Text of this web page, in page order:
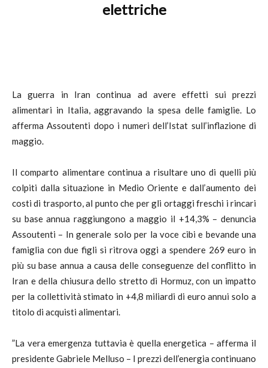
elettriche
La guerra in Iran continua ad avere effetti sui prezzi
alimentari in Italia, aggravando la spesa delle famiglie. Lo
afferma Assoutenti dopo i numeri dell’Istat sull’inflazione di
maggio.
Il comparto alimentare continua a risultare uno di quelli più
colpiti dalla situazione in Medio Oriente e dall’aumento dei
costi di trasporto, al punto che per gli ortaggi freschi i rincari
su base annua raggiungono a maggio il +14,3% – denuncia
Assoutenti – In generale solo per la voce cibi e bevande una
famiglia con due figli si ritrova oggi a spendere 269 euro in
più su base annua a causa delle conseguenze del conflitto in
Iran e della chiusura dello stretto di Hormuz, con un impatto
per la collettività stimato in +4,8 miliardi di euro annui solo a
titolo di acquisti alimentari.
”La vera emergenza tuttavia è quella energetica – afferma il
presidente Gabriele Melluso – I prezzi dell’energia continuano